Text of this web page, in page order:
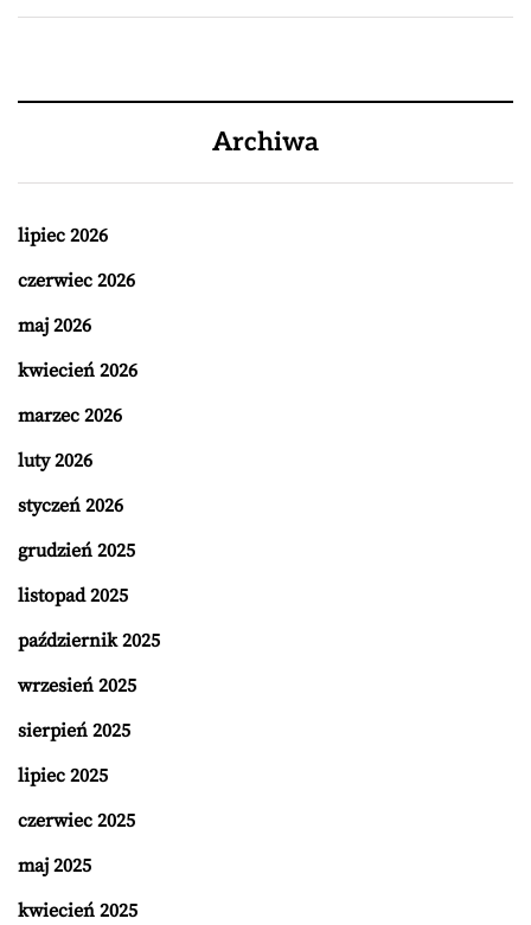
Archiwa
lipiec 2026
czerwiec 2026
maj 2026
kwiecień 2026
marzec 2026
luty 2026
styczeń 2026
grudzień 2025
listopad 2025
październik 2025
wrzesień 2025
sierpień 2025
lipiec 2025
czerwiec 2025
maj 2025
kwiecień 2025